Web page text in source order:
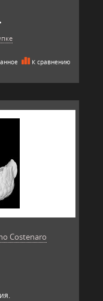
К сравнению
Costenaro